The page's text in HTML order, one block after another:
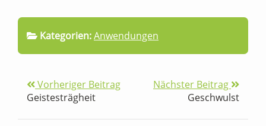
Kategorien:Anwendungen
Vorheriger Beitrag
Geistesträgheit
Nächster Beitrag
Geschwulst